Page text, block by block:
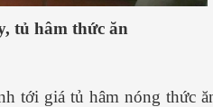
tủ hâm thức ăn
tới giá tủ hâm nóng thức